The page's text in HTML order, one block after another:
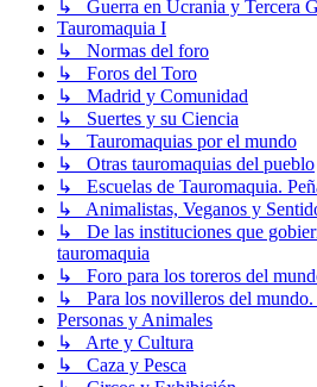
↳ Guerra en Ucrania y Tercera
Tauromaquia I
↳ Normas del foro
↳ Foros del Toro
↳ Madrid y Comunidad
↳ Suertes y su Ciencia
↳ Tauromaquias por el mundo
↳ Otras tauromaquias del pueblo
↳ Escuelas de Tauromaquia.
↳ Animalistas, Veganos y
↳ De las instituciones que
tauromaquia
↳ Foro para los toreros del
↳ Para los novilleros del
Personas y Animales
↳ Arte y Cultura
↳ Caza y Pesca